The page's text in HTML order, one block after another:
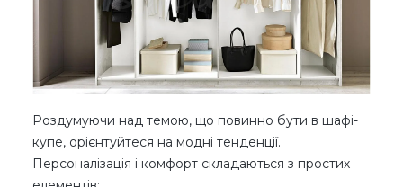
Роздумуючи над темою, що повинно бути в шафі-
купе, орієнтуйтеся на модні тенденції.
Персоналізація і комфорт складаються з простих